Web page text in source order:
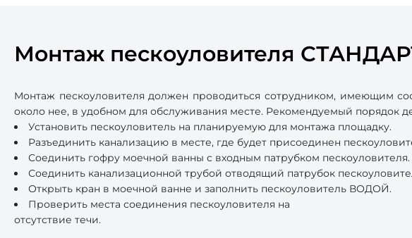
Монтаж пескоуловителя
Монтаж пескоуловителя должен проводиться сотрудником, имеющим
около нее, в удобном для обслуживания месте. Рекомендуемый порядок
Установить пескоуловитель на планируемую для монтажа площадку.
Разъединить канализацию в месте, где будет присоединен
Соединить гофру моечной ванны с входным патрубком пескоуловителя.
Соединить канализационной трубой отводящий патрубок
Открыть кран в моечной ванне и заполнить пескоуловитель ВОДОЙ.
Проверить места соединения пескоуловителя на
отсутствие течи.